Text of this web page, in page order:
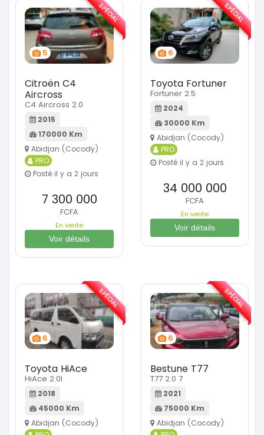
5
Citroën C4
Aircross
C4 Aircross 2.0
2015
170000 Km
Abidjan (Cocody)
PRO
Posté il y a 2 jours
7 300 000
FCFA
En vente
Voir détails
SPÉCIAL
6
Toyota Fortuner
Fortuner 2.5
2024
30000 Km
Abidjan (Cocody)
PRO
Posté il y a 2 jours
34 000 000
FCFA
En vente
Voir détails
SPÉCIAL
6
Toyota HiAce
HiAce 2.0l
2018
45000 Km
Abidjan (Cocody)
SPÉCIAL
6
Bestune T77
T77 2.0 7
2021
75000 Km
Abidjan (Cocody)
SPÉCIAL